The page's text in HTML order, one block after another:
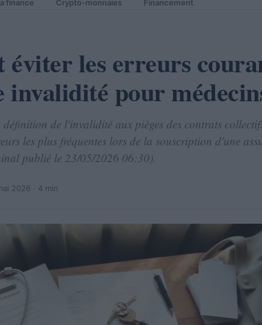
finance Crypto-monnaies Financement
éviter les erreurs
invalidité pour
de l'invalidité aux pièges des contrats
les plus fréquentes lors de la souscription d'une
publié le 23/05/2026 06:30).
2026 · 4 min